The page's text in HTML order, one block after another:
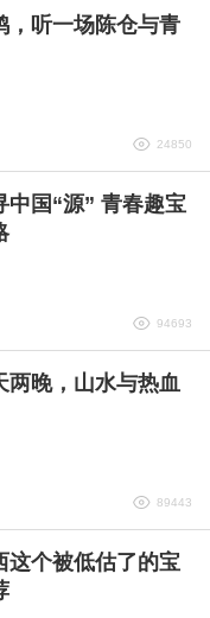
，听一场陈仓与青
24850
中国“源” 青春趣宝
94693
两晚，山水与热血
89443
这个被低估了的宝